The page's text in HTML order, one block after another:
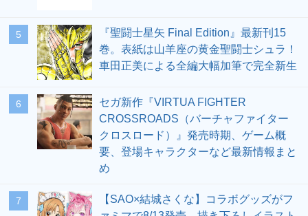
5
『聖闘士星矢 Final Edition』最新刊15
巻。表紙は山羊座の黄金聖闘士シュラ！
車田正美による全編大幅加筆で完全新生
6
セガ新作『VIRTUA FIGHTER
CROSSROADS（バーチャファイター
クロスロード）』発売時期、ゲーム概
要、登場キャラクターなど最新情報まと
め
7
【SAO×結城さくな】コラボグッズがフ